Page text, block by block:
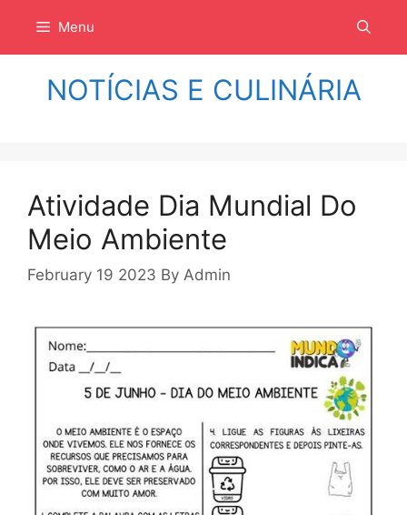
isi
Menu
NOTÍCIAS E CULINÁRIA
Atividade Dia Mundial Do
Meio Ambiente
February 19 2023 By Admin